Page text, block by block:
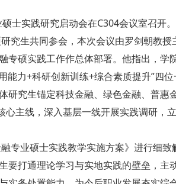
士实践研究启动会在C304会议室召开
究生共同参会，本次会议由罗剑朝教授
专硕实践工作作总体部署。他指出，学
能力+科研创新训练+综合素质提升”四
研究生锚定科技金融、绿色金融、普惠
心主线，深入基层一线开展实践调研，
专业硕士实践教学实施方案》进行细
要打通理论学习与实地实践的壁垒，主